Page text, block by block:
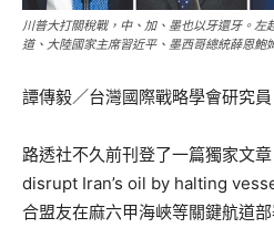
川普大打關稅戰，中、加、墨也以牙還牙。左
道、大陸國家主席習近平、墨西哥總統薛恩鮑
譚傳毅／台灣國際戰略學會研究
路透社不久前刊登了一篇獨家文
disrupt Iran’s oil by halting
合盟友在麻六甲海峽等關鍵航道